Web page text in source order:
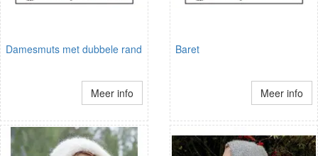
Damesmuts met dubbele rand
Meer info
Baret
Meer info